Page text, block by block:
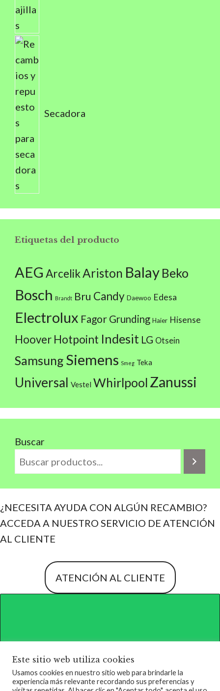
Secadora
Etiquetas del producto
AEG ArcelikAriston Balay Beko
Bosch Brandt Bru Candy Daewoo Edesa
Electrolux Fagor Grunding Haier Hisense
Hoover Hotpoint Indesit LG Otsein
Samsung Siemens Smeg Teka
Universal Vestel Whirlpool Zanussi
Buscar
¿NECESITA AYUDA CON ALGÚN RECAMBIO?
ACCEDA A NUESTRO SERVICIO DE ATENCIÓN
AL CLIENTE
ATENCIÓN AL CLIENTE
QUIENES SOMOS TERMINOS DE SERVICIO
Este sitio web utiliza cookies
Usamos cookies en nuestro sitio web para brindarle la
experiencia más relevante recordando sus preferencias y